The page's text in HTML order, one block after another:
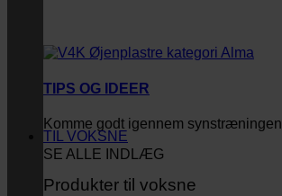
TIPS OG IDEER
Komme godt igennem synstræningen
SE ALLE INDLÆG
TIL VOKSNE
Produkter til voksne